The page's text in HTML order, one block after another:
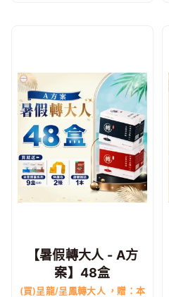
【暑假轉大人 - A方
案】48盒
(買)呈龍/呈鳳轉大人 ，贈：本